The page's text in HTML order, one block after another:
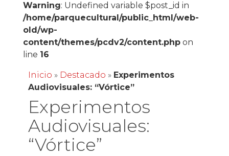
Warning: Undefined variable $post_id in
/home/parquecultural/public_html/web-
old/wp-
content/themes/pcdv2/content.phpon
line 16
Inicio » Destacado » Experimentos
Audiovisuales: “Vórtice”
Experimentos
Audiovisuales:
“Vórtice”